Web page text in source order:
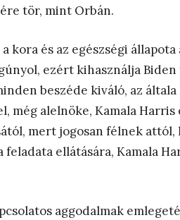
tör, mint Orbán.
a kora és az egészségi
ezért kihasználja
beszéde kiváló, az
még alelnöke, Kamala
mert jogosan félnek attól,
feladata ellátására, Kamala
aggodalmak